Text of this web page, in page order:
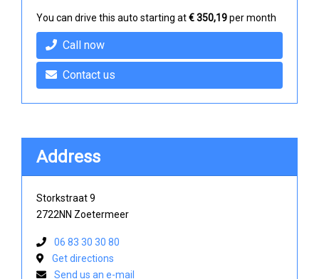
You can drive this auto starting at€ 350,19per month
Call now
Contact us
Address
Storkstraat 9
2722NN Zoetermeer
06 83 30 30 80
Get directions
Send us an e-mail